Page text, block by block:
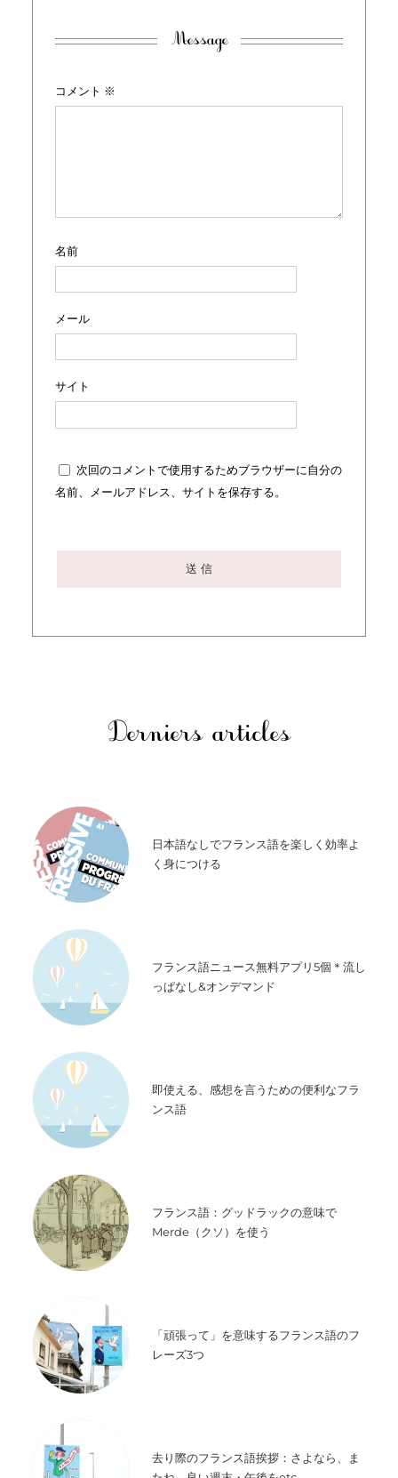
Message
コメント ※
名前
メール
サイト
次回のコメントで使用するためブラウザーに自分の
名前、メールアドレス、サイトを保存する。
Derniers articles
日本語なしでフランス語を楽しく効率よ
く身につける
フランス語ニュース無料アプリ5個＊流し
っぱなし&オンデマンド
即使える、感想を言うための便利なフラ
ンス語
フランス語：グッドラックの意味で
Merde（クソ）を使う
「頑張って」を意味するフランス語のフ
レーズ3つ
去り際のフランス語挨拶：さよなら、ま